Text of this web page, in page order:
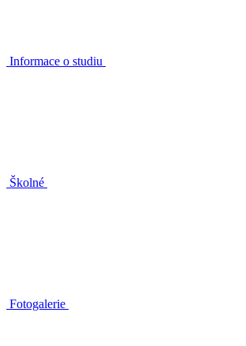
Informace o studiu
Školné
Fotogalerie